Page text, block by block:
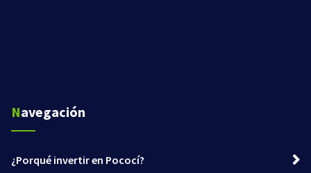
Navegación
¿Porqué invertir en Pococí?